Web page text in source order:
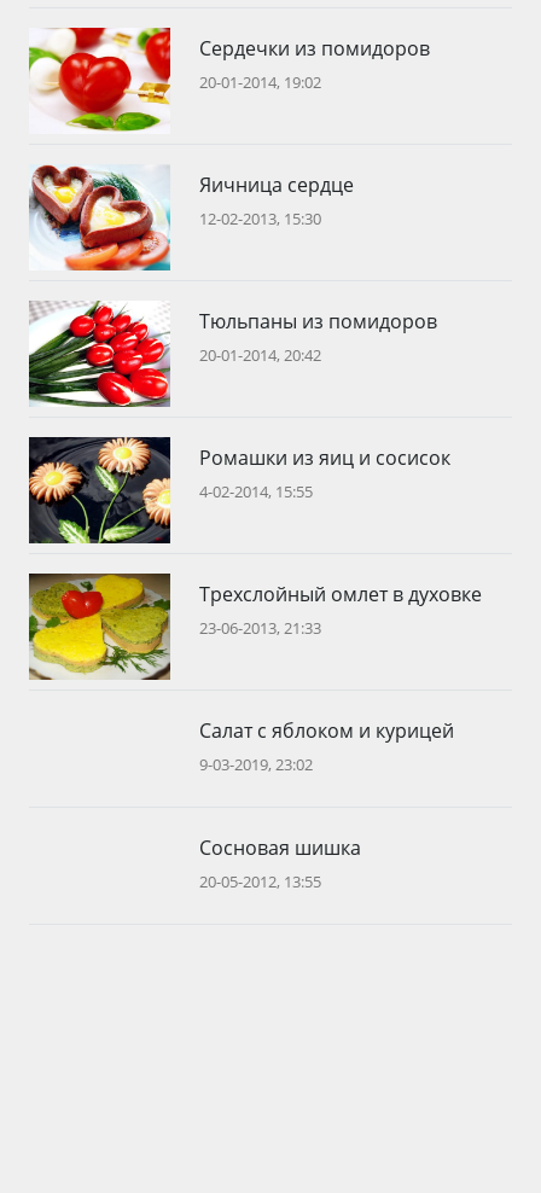
Сердечки из помидоров
20-01-2014, 19:02
Яичница сердце
12-02-2013, 15:30
Тюльпаны из помидоров
20-01-2014, 20:42
Ромашки из яиц и сосисок
4-02-2014, 15:55
Трехслойный омлет в духовке
23-06-2013, 21:33
Салат с яблоком и курицей
9-03-2019, 23:02
Сосновая шишка
20-05-2012, 13:55